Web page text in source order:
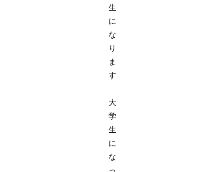
生
に
な
り
ま
す
大
学
生
に
な
っ